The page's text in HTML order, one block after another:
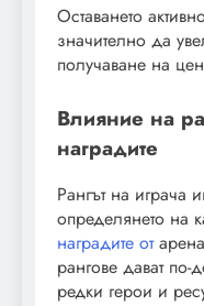
Оставането
значително да
получаване на
Влияние на
наградите
Рангът на играча
определянето на
наградите от
рангове дават
редки герои и